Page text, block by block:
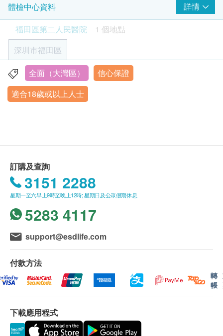
癌症指標 重點項目
甲種胎蛋白 (肝癌)
癌胚抗原(腸癌普查)
癌抗原 19.9 (胰臟)
癌抗原 125 (卵巢) - 只限女士
癌抗原 15.3 (乳房) - 只限女士
癌抗原 72.4 (胃)
鱗狀細胞癌抗原
白帶常規檢查
細菌性陰道病
同型半胱氨酸
十二導聯心電圖
電腦掃描
胸部CT
雙光子或X線能量骨密度
注意事項：備孕或已孕者勿做放射檢查（包括
CT、X片、胸片、MRI磁共振、呼氣試驗）。
已婚女士經期結束后3天方可做婦科檢查
如有呼氣試驗需空腹4小時且禁水2小時。如1個月
內有服用消炎藥、護胃藥，此項延後檢查.
受檢當日請着輕便裝，女士建議着褲裝，勿穿有金
屬內衣褲，勿攜帶貴重飾品。
双侧颈、椎+锁骨下动脉彩
超
田第二人民醫院將會於訂單成功付款後的2個工作
日內致電客戶進行預約。客戶亦可至少提前1個工
作日聯絡醫療中心進行預約（聯絡電話：+86-
0755-83117954、+86-0755-83110237-
1681、+86-0755-83310237-2900）。
客戶至現場後，醫療中心工作人員會核對客戶的姓
名、出生年月日、手機號及健康網購
health.ESDlife訂購成功之電郵。
（由確認付款日期起計）接受有關檢查，逾期作
廢。
體檢時, 如果遇到醫生不會説廣東話的情況，醫療
中心可安排醫護人員陪同提供翻譯服務。
如果商戶頁面與體檢計劃頁面的繁體中文、簡體中
繁體中文版本為準。
二、體檢報告領取和講解
報告語言為簡體中文。
體檢報告會在體檢後10個工作日內完成，客戶可選
1. 體檢報告完成後，醫療中心會發送提醒訊息
提醒客戶查看報告 。
體檢中心資料
詳情
福田區第二人民醫院
1 個地點
深圳市福田區
龍尾院區：深圳市梅林街道梅亭路1號4棟深圳市福田區第
二人民醫院1樓
周一至周日8：00-12：00，14：00-17：00，節假日另行通
全面（大灣區）
信心保證
適合18歲或以上人士
訂購及查詢
3151 2288
星期一至六早上9時至晚上12時; 星期日及公眾假期休息
5283 4117
support@esdlife.com
付款方法
轉
帳
下載應用程式